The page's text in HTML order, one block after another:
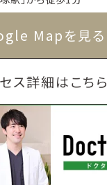
Mapを見る
ス詳細はこちら